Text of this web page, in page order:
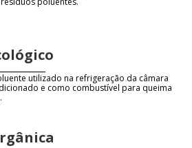
utilizado na refrigeração da câmara
e como combustível para queima